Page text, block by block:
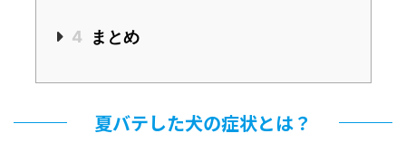
4 まとめ
夏バテした犬の症状とは？